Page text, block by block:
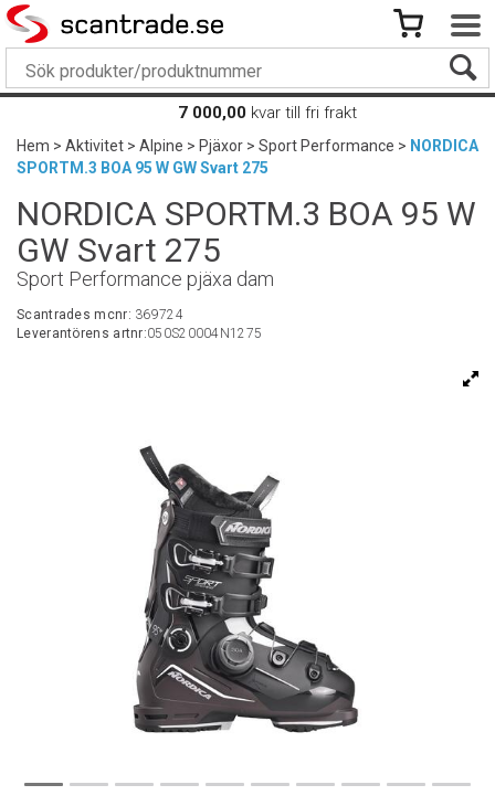
7 000,00 kvar till fri frakt
Hem>Aktivitet>Alpine>Pjäxor>Sport Performance> NORDICA
SPORTM.3 BOA 95 W GW Svart 275
NORDICA SPORTM.3 BOA 95 W
GW Svart 275
Sport Performance pjäxa dam
Scantrades mcnr: 369724
Leverantörens artnr:050S20004N1275